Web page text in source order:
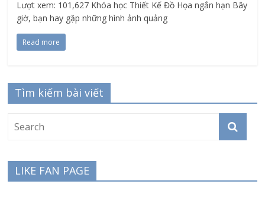
Lượt xem: 101,627 Khóa học Thiết Kế Đồ Họa ngắn hạn Bây
giờ, bạn hay gặp những hình ảnh quảng
Read more
Tìm kiếm bài viết
LIKE FAN PAGE